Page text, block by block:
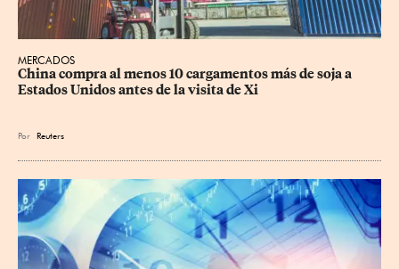
MERCADOS
China compra al menos 10 cargamentos más de soja a
Estados Unidos antes de la visita de Xi
Por Reuters